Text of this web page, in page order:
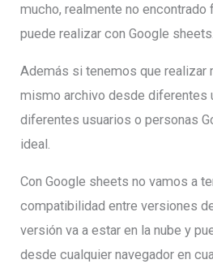
mucho, realmente no encontrado
puede realizar con Google sheets.
Además si tenemos que realizar
mismo archivo desde diferentes
diferentes usuarios o personas
ideal.
Con Google sheets no vamos a
compatibilidad entre versiones
versión va a estar en la nube y
desde cualquier navegador en